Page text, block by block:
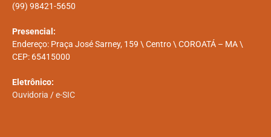
(99) 98421-5650
Presencial:
Endereço: Praça José Sarney, 159 \ Centro \ COROATÁ – MA \
CEP: 65415000
Eletrônico:
Ouvidoria /e-SIC